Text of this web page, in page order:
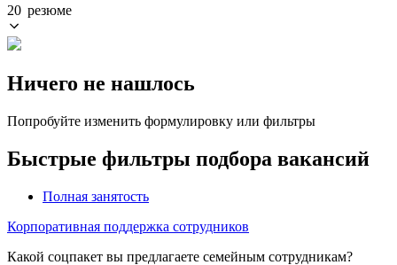
20 резюме
Ничего не нашлось
Попробуйте изменить формулировку или фильтры
Быстрые фильтры подбора вакансий
Полная занятость
Корпоративная поддержка сотрудников
Какой соцпакет вы предлагаете семейным сотрудникам?